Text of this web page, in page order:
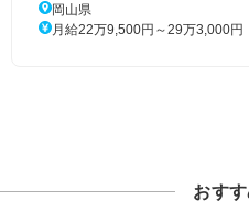
岡山県
月給22万9,500円～29万3,000円
おす